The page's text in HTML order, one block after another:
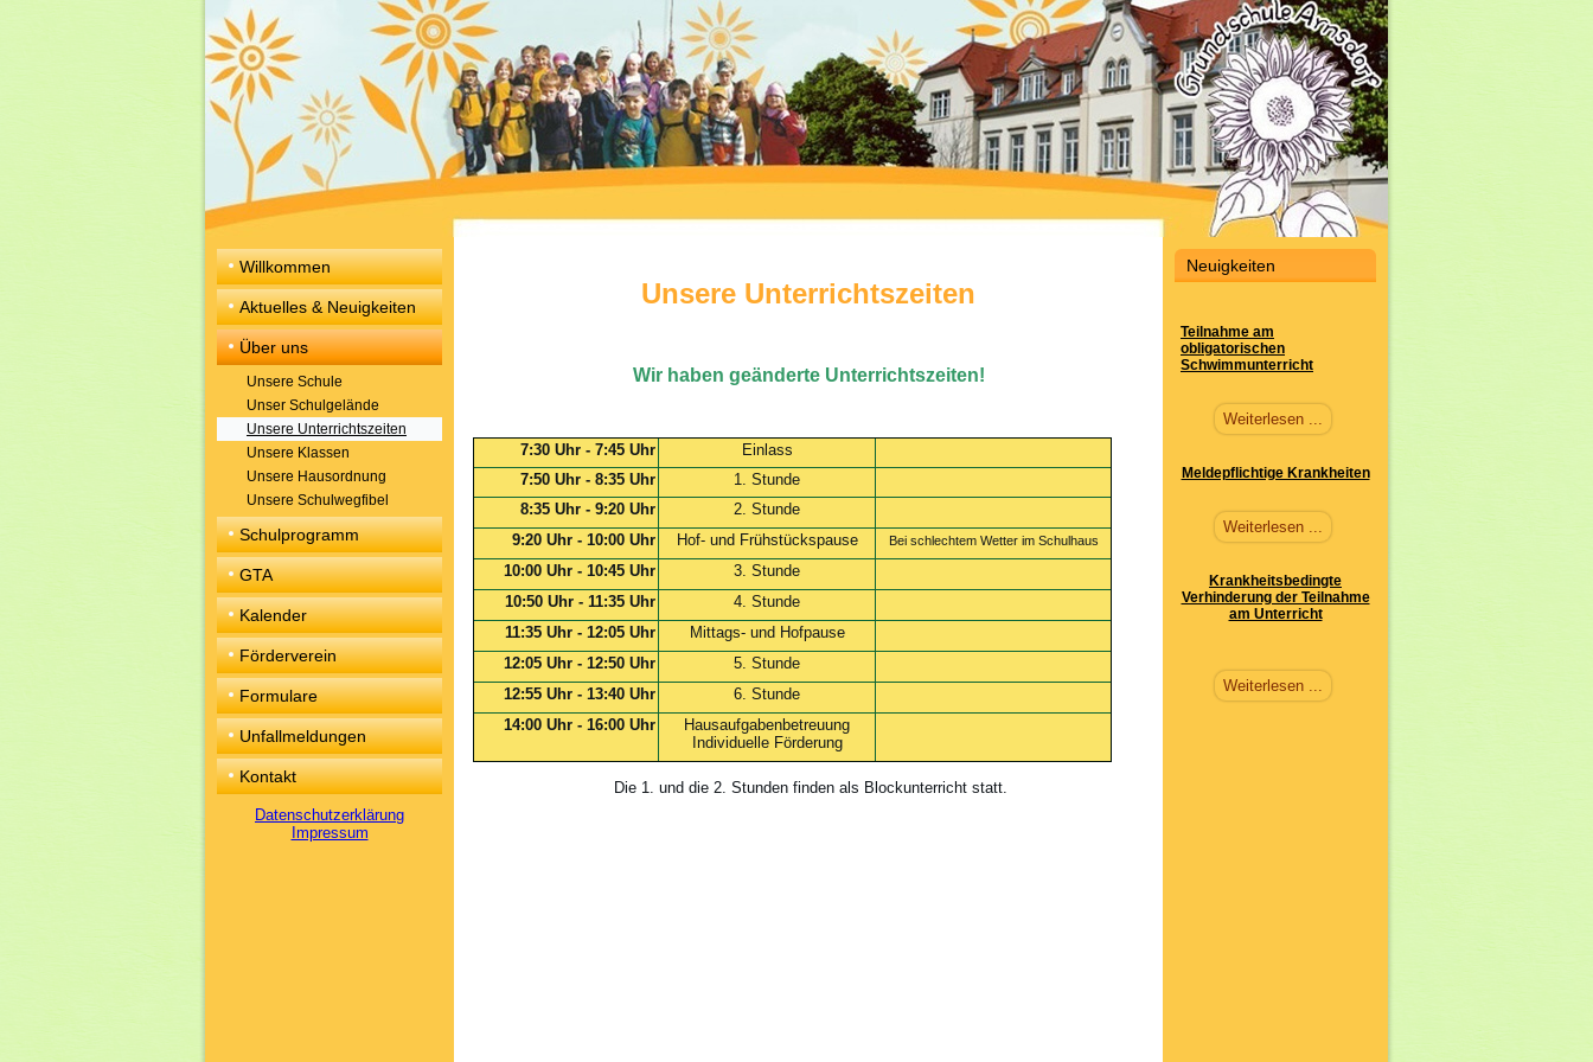
Willkommen
Aktuelles & Neuigkeiten
Über uns
Unsere Schule
Unser Schulgelände
Unsere Unterrichtszeiten
Unsere Klassen
Unsere Hausordnung
Unsere Schulwegfibel
Schulprogramm
GTA
Kalender
Förderverein
Formulare
Unfallmeldungen
Kontakt
Datenschutzerklärung
Impressum
Unsere Unterrichtszeiten
Wir haben geänderte Unterrichtszeiten!
7:30 Uhr - 7:45 Uhr
Einlass
7:50 Uhr - 8:35 Uhr
1. Stunde
8:35 Uhr - 9:20 Uhr
2. Stunde
9:20 Uhr - 10:00 Uhr
Hof- und Frühstückspause Bei schlechtem Wetter im Schulhaus
10:00 Uhr - 10:45 Uhr
3. Stunde
10:50 Uhr - 11:35 Uhr
4. Stunde
11:35 Uhr - 12:05 Uhr
Mittags- und Hofpause
12:05 Uhr - 12:50 Uhr
5. Stunde
12:55 Uhr - 13:40 Uhr
6. Stunde
14:00 Uhr - 16:00 Uhr
Hausaufgabenbetreuung
Individuelle Förderung
Die 1. und die 2. Stunden finden als Blockunterricht statt.
Neuigkeiten
Teilnahme am
obligatorischen
Schwimmunterricht
Weiterlesen ...
Meldepflichtige Krankheiten
Weiterlesen ...
Krankheitsbedingte
Verhinderung der Teilnahme
am Unterricht
Weiterlesen ...